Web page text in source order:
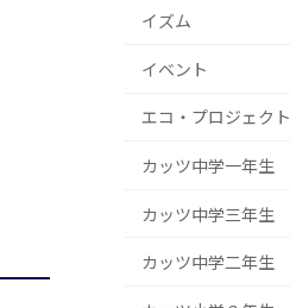
イズム
イベント
エコ・プロジェクト
カッツ中学一年生
カッツ中学三年生
カッツ中学二年生